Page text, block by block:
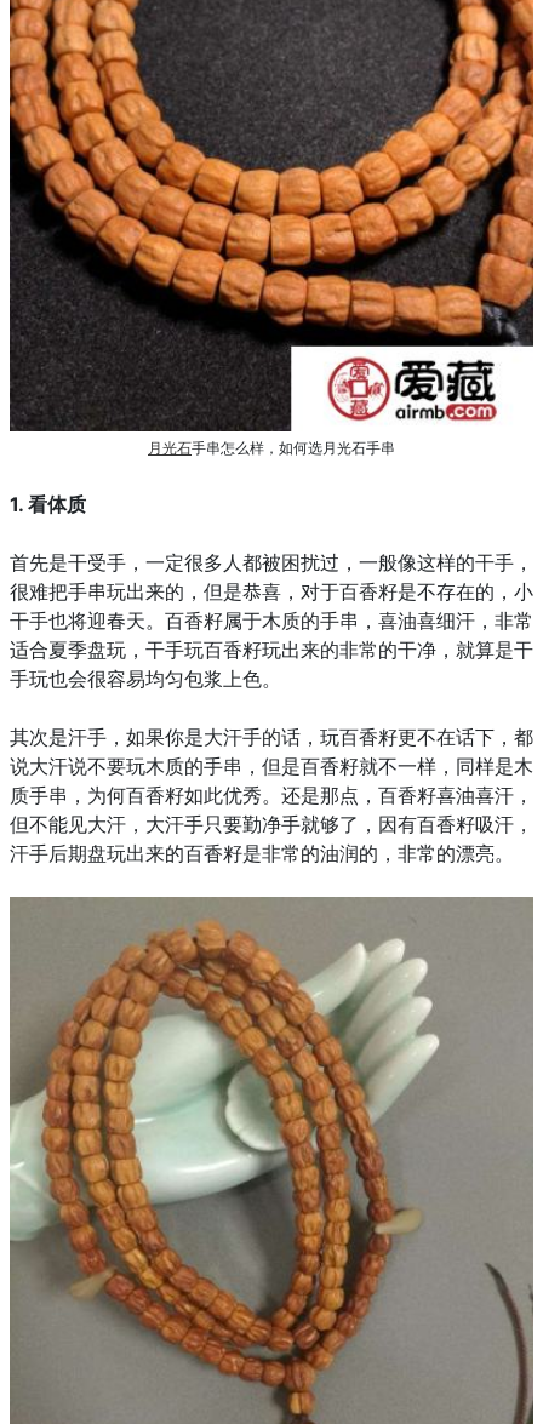
月光石手串怎么样，如何选月光石手串
1. 看体质
首先是干受手，一定很多人都被困扰过，一般像这样的干手，
很难把手串玩出来的，但是恭喜，对于百香籽是不存在的，小
干手也将迎春天。百香籽属于木质的手串，喜油喜细汗，非常
适合夏季盘玩，干手玩百香籽玩出来的非常的干净，就算是干
手玩也会很容易均匀包浆上色。
其次是汗手，如果你是大汗手的话，玩百香籽更不在话下，都
说大汗说不要玩木质的手串，但是百香籽就不一样，同样是木
质手串，为何百香籽如此优秀。还是那点，百香籽喜油喜汗，
但不能见大汗，大汗手只要勤净手就够了，因有百香籽吸汗，
汗手后期盘玩出来的百香籽是非常的油润的，非常的漂亮。